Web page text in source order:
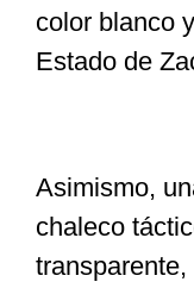
color blanco
Estado de
Asimismo,
chaleco